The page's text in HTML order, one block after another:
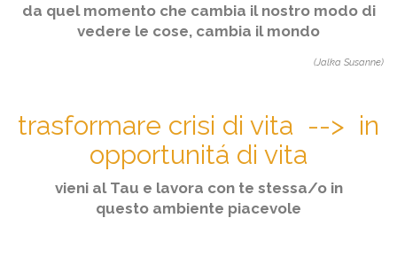
da quel momento che cambia il nostro modo di
vedere le cose, cambia il mondo
(Jalka Susanne)
trasformare crisi di vita --> in
opportunitá di vita
vieni al Tau e lavora con te stessa/o in
questo ambiente piacevole